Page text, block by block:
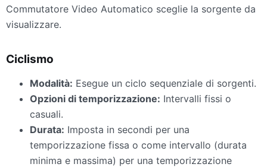
Commutatore Video Automatico sceglie la sorgente da
visualizzare.
Ciclismo
Modalità: Esegue un ciclo sequenziale di sorgenti.
Opzioni di temporizzazione: Intervalli fissi o
casuali.
Durata: Imposta in secondi per una
temporizzazione fissa o come intervallo (durata
minima e massima) per una temporizzazione